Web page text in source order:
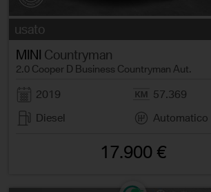
usato
MINI Countryman
2.0 Cooper D Business Countryman Aut.
2019
57.369
Diesel
Automatico
17.900 €